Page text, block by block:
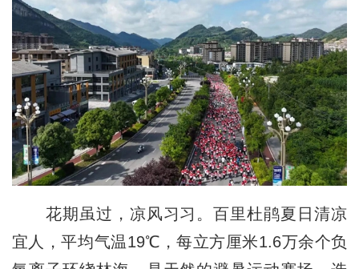
花期虽过，凉风习习。百里杜鹃夏日清凉
宜人，平均气温19℃，每立方厘米1.6万余个负